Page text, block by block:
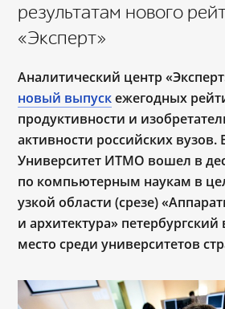
результатам нового
«Эксперт»
Аналитический центр
новый выпускежегодных
продуктивности и
активности российских вузов.
Университет ИТМО вошел в
по компьютерным наукам в
узкой области (срезе)
и архитектура» петербургский
место среди университетов